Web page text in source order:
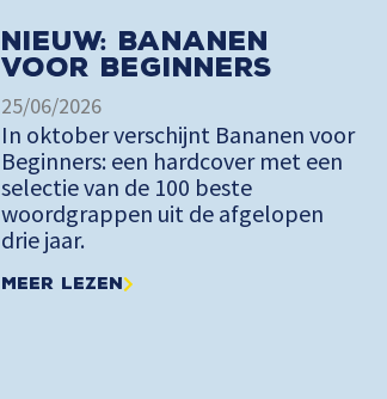
Nieuw: Bananen
voor Beginners
25/06/2026
In oktober verschijnt Bananen voor
Beginners: een hardcover met een
selectie van de 100 beste
woordgrappen uit de afgelopen
drie jaar.
Meer lezen